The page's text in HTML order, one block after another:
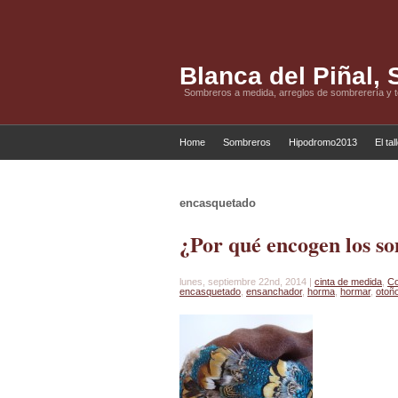
Blanca del Piñal,
Sombreros a medida, arreglos de sombrerería y
Home Sombreros Hipodromo2013 El
encasquetado
¿Por qué encogen los
lunes, septiembre 22nd, 2014 | cinta de medida
encasquetado ensanchador, horma hormar,